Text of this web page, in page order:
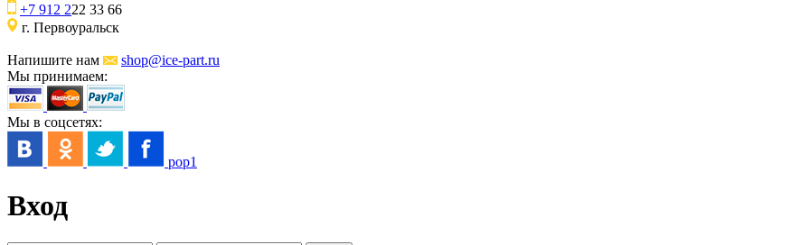
+7 912 222 33 66
г. Первоуральск
Напишите нам
shop@ice-part.ru
Мы принимаем:
Мы в соцсетях:
pop1
Вход